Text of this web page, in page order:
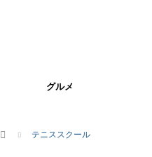
グルメ
ホーム テニススクール